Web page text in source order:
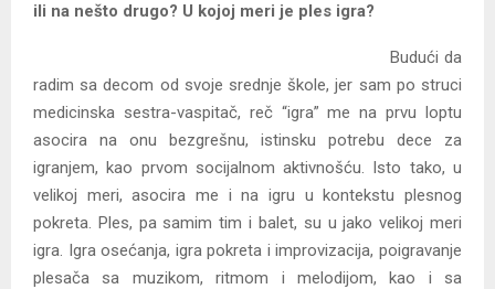
ili na nešto drugo? U kojoj meri je ples igra?
Budući da
radim sa decom od svoje srednje škole, jer sam po struci
medicinska sestra-vaspitač, reč “igra” me na prvu loptu
asocira na onu bezgrešnu, istinsku potrebu dece za
igranjem, kao prvom socijalnom aktivnošću. Isto tako, u
velikoj meri, asocira me i na igru u kontekstu plesnog
pokreta. Ples, pa samim tim i balet, su u jako velikoj meri
igra. Igra osećanja, igra pokreta i improvizacija, poigravanje
plesača sa muzikom, ritmom i melodijom, kao i sa